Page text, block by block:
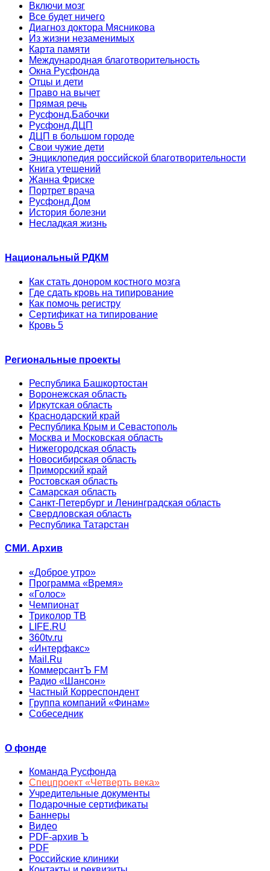
Включи мозг
Все будет ничего
Диагноз доктора Мясникова
Из жизни незаменимых
Карта памяти
Международная благотворительность
Окна Русфонда
Отцы и дети
Право на вычет
Прямая речь
Русфонд.Бабочки
Русфонд.ДЦП
ДЦП в большом городе
Свои чужие дети
Энциклопедия российской благотворительности
Книга утешений
Жанна Фриске
Портрет врача
Русфонд.Дом
История болезни
Несладкая жизнь
Национальный РДКМ
Как стать донором костного мозга
Где сдать кровь на типирование
Как помочь регистру
Сертификат на типирование
Кровь 5
Региональные проекты
Республика Башкортостан
Воронежская область
Иркутская область
Краснодарский край
Республика Крым и Севастополь
Москва и Московская область
Нижегородская область
Новосибирская область
Приморский край
Ростовская область
Самарская область
Санкт-Петербург и Ленинградская область
Свердловская область
Республика Татарстан
СМИ. Архив
«Доброе утро»
Программа «Время»
«Голос»
Чемпионат
Триколор ТВ
LIFE.RU
360tv.ru
«Интерфакс»
Mail.Ru
КоммерсантЪ FM
Радио «Шансон»
Частный Корреспондент
Группа компаний «Финам»
Собеседник
О фонде
Команда Русфонда
Спецпроект «Четверть века»
Учредительные документы
Подарочные сертификаты
Баннеры
Видео
PDF-архив Ъ
PDF
Российские клиники